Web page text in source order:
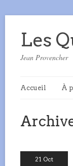
Les
Jean Provencher
Accueil À
21 Oct